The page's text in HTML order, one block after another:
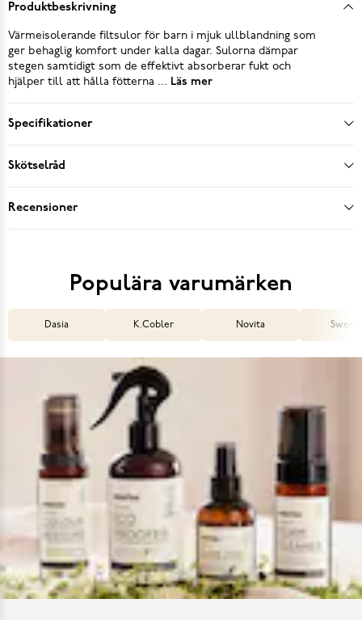
Produktbeskrivning
Värmeisolerande filtsulor för barn i mjuk ullblandning som
ger behaglig komfort under kalla dagar. Sulorna dämpar
stegen samtidigt som de effektivt absorberar fukt och
hjälper till att hålla fötterna ... Läs mer
Specifikationer
Skötselråd
Recensioner
Populära varumärken
Dasia K.Cobler Novita